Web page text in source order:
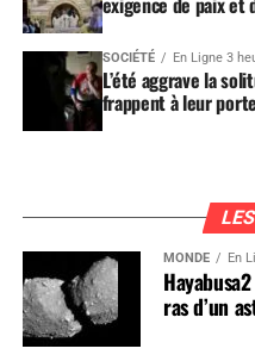
SOCIÉTÉ En Ligne 3
L’été aggrave la
frappent à leur porte
MONDE En
ras d’un